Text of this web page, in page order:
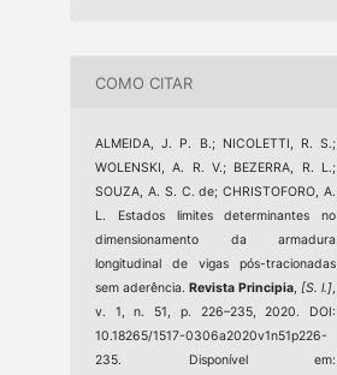
COMO CITAR
ALMEIDA, J. P. B.; NICOLETTI, R. S.;
WOLENSKI, A. R. V.; BEZERRA, R. L.;
SOUZA, A. S. C. de; CHRISTOFORO, A.
L. Estados limites determinantes no
dimensionamento da armadura
longitudinal de vigas pós-tracionadas
sem aderência.Revista Principia, [S. l.],
v. 1, n. 51, p. 226–235, 2020. DOI:
10.18265/1517-0306a2020v1n51p226-
235. Disponível em: